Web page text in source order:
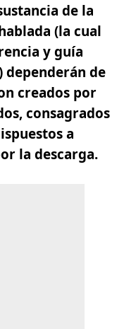
de la
(la cual
y guía
dependerán de
creados por
consagrados
a
la descarga.